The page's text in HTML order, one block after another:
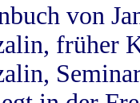
von
früher